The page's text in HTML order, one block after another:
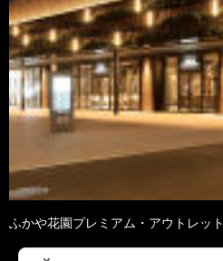
ふかや花園プレミアム・アウトレット